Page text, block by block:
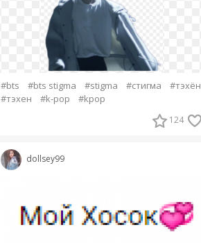
#bts #bts stigma #stigma #стигма
#тэхён
#тэхен
#k-pop #kpop
124
dollsey99